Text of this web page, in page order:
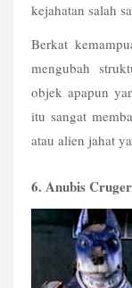
kejahatan salah
Berkat
mengubah
objek apapun
itu sangat
atau alien jahat
6. Anubis